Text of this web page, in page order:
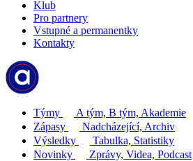
Klub
Pro partnery
Vstupné a permanentky
Kontakty
Týmy
A tým, B tým, Akademie
Zápasy
Nadcházející, Archiv
Výsledky
Tabulka, Statistiky
Novinky
Zprávy, Videa, Podcast